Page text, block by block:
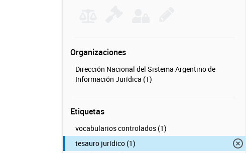
Organizaciones
Dirección Nacional del Sistema Argentino de
Información Jurídica (1)
Etiquetas
vocabularios controlados (1)
tesauro jurídico (1)